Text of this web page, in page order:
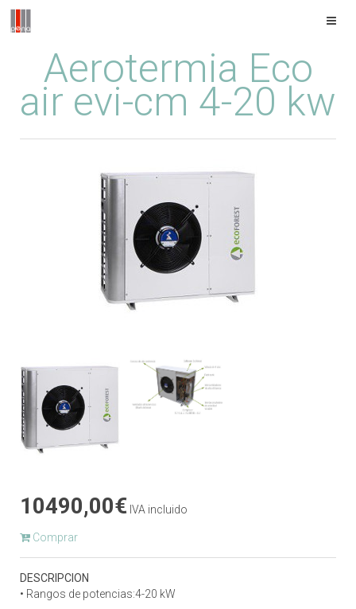
Aerotermia Eco
air evi-cm 4-20 kw
10490,00€ IVA incluido
Comprar
DESCRIPCION
• Rangos de potencias:4-20 kW